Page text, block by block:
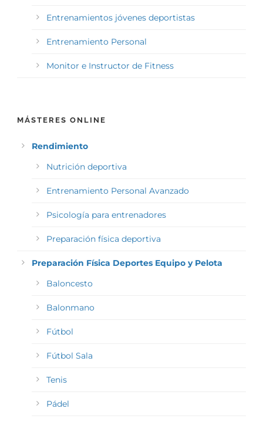
Entrenamientos jóvenes deportistas
Entrenamiento Personal
Monitor e Instructor de Fitness
MÁSTERES ONLINE
Rendimiento
Nutrición deportiva
Entrenamiento Personal Avanzado
Psicología para entrenadores
Preparación física deportiva
Preparación Física Deportes Equipo y Pelota
Baloncesto
Balonmano
Fútbol
Fútbol Sala
Tenis
Pádel